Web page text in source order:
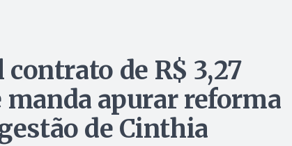
de R$ 3,27
manda apurar reforma
de Cinthia